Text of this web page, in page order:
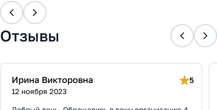
Отзывы
Ирина Викторовна 5
12 ноября 2023